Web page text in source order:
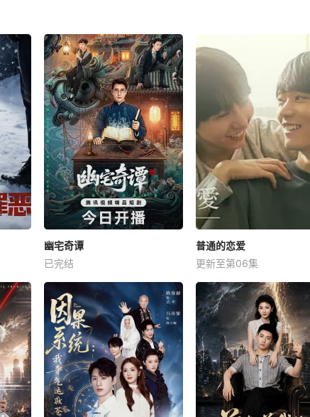
幽宅奇谭
已完结
普通的恋爱
更新至第06集